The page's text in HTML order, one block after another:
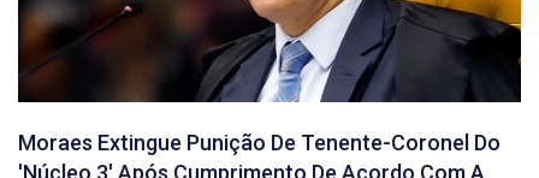
Moraes Extingue Punição De Tenente-Coronel Do
'núcleo 3' Após Cumprimento De Acordo Com A